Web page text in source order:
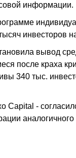
информации.
инвесторов
вывод
после краха
340 тыс.
Capital -